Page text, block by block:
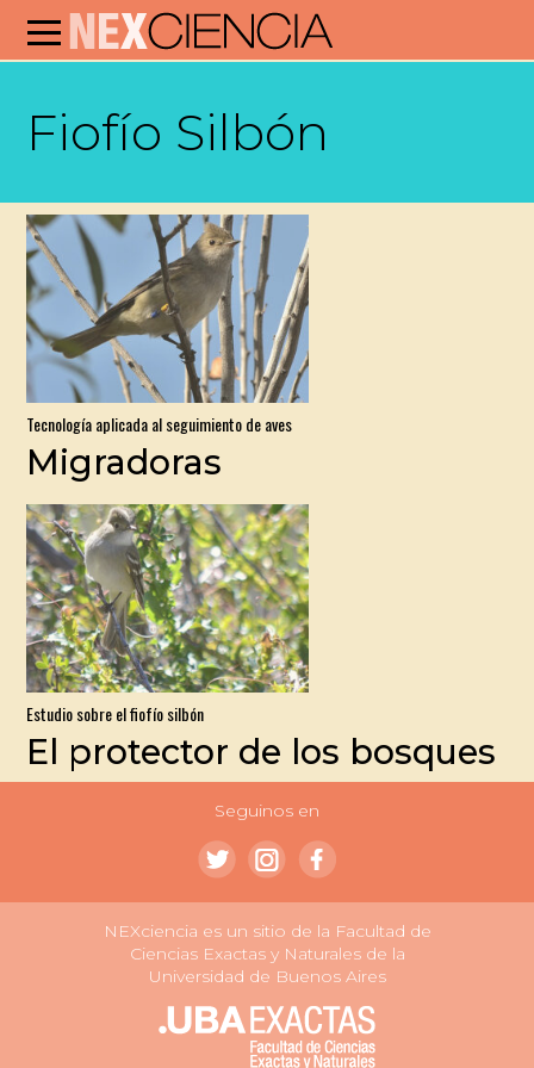
Fiofío Silbón
Tecnología aplicada al seguimiento de aves
Migradoras
Estudio sobre el fiofío silbón
El protector de los bosques
Seguinos en
NEXciencia es un sitio de la Facultad de
Ciencias Exactas y Naturales de la
Universidad de Buenos Aires